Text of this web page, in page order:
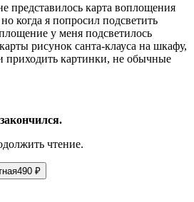
представилось карта воплощения
когда я попросил подсветить
у меня подсветилось
рисунок санта-клауса на шкафу,
приходить картинки, не обычные
чтение.
490 ₽